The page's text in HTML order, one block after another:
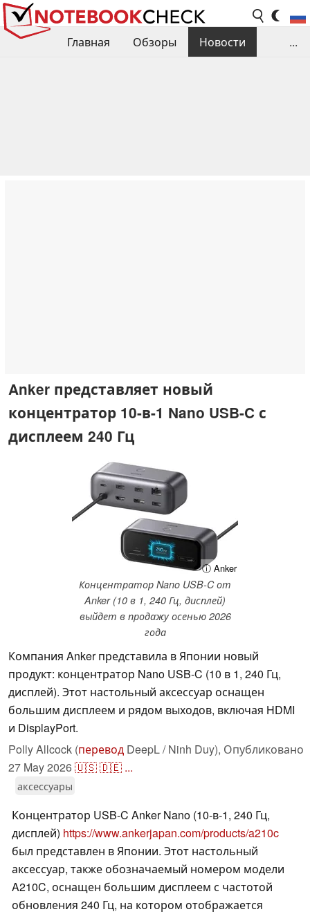
Главная Обзоры
Новости
...
Anker представляет новый
концентратор 10-в-1 Nano USB-C с
дисплеем 240 Гц
ⓘ Anker
Концентратор Nano USB-C от
Anker (10 в 1, 240 Гц, дисплей)
выйдет в продажу осенью 2026
года
Компания Anker представила в Японии новый
продукт: концентратор Nano USB-C (10 в 1, 240 Гц,
дисплей). Этот настольный аксессуар оснащен
большим дисплеем и рядом выходов, включая HDMI
и DisplayPort.
Polly Allcock (перевод DeepL / Ninh Duy), Опубликовано
27 May 2026🇺🇸🇩🇪 ...
аксессуары
Концентратор USB-C Anker Nano (10-в-1, 240 Гц,
дисплей) https://www.ankerjapan.com/products/a210c
был представлен в Японии. Этот настольный
аксессуар, также обозначаемый номером модели
A210C, оснащен большим дисплеем с частотой
обновления 240 Гц, на котором отображается